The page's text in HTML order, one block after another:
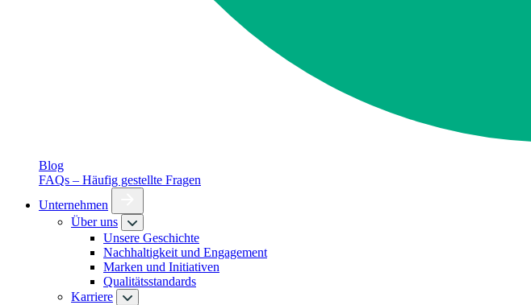
Blog
FAQs – Häufig gestellte Fragen
Unternehmen
Über uns
Unsere Geschichte
Nachhaltigkeit und Engagement
Marken und Initiativen
Qualitätsstandards
Karriere